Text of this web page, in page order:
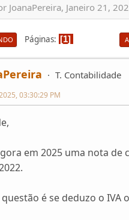
JoanaPereira, Janeiro 21,
Páginas 1
T. Contabilidade
03:30:29 PM
em 2025 uma nota de
é se deduzo o IVA